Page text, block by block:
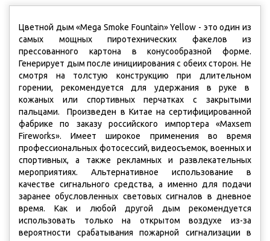
Цветной дым «Mega Smoke Fountain» Yellow - это один из
самых мощных пиротехнических факелов из
прессованного картона в конусообразной форме.
Генерирует дым после инициирования с обеих сторон. Не
смотря на толстую конструкцию при длительном
горении, рекомендуется для удержания в руке в
кожаных или спортивных перчатках с закрытыми
пальцами. Произведен в Китае на сертифицированной
фабрике по заказу российского импортера «Maxsem
Fireworks». Имеет широкое применения во время
профессиональных фотосессий, видеосъемок, военных и
спортивных, а также рекламных и развлекательных
мероприятиях. Альтернативное использование в
качестве сигнального средства, а именно для подачи
заранее обусловленных световых сигналов в дневное
время. Как и любой другой дым рекомендуется
использовать только на открытом воздухе из-за
вероятности срабатывания пожарной сигнализации в